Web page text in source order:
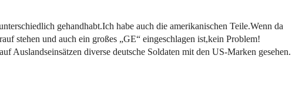
gehandhabt.Ich habe auch die amerikanischen Teile.Wenn da
stehen und auch ein großes „GE“ eingeschlagen ist,kein Problem!
Auslandseinsätzen diverse deutsche Soldaten mit den US-Marken gesehen.